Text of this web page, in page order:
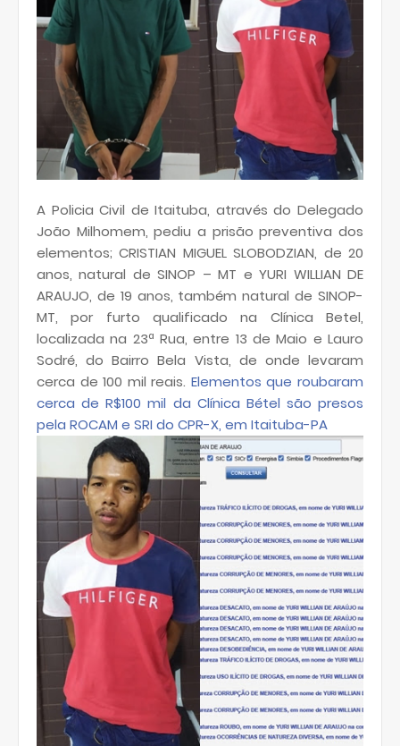
A Policia Civil de Itaituba, através do Delegado
João Milhomem, pediu a prisão preventiva dos
elementos; CRISTIAN MIGUEL SLOBODZIAN, de 20
anos, natural de SINOP – MT e YURI WILLIAN DE
ARAUJO, de 19 anos, também natural de SINOP-
MT, por furto qualificado na Clínica Betel,
localizada na 23ª Rua, entre 13 de Maio e Lauro
Sodré, do Bairro Bela Vista, de onde levaram
cerca de 100 mil reais. Elementos que roubaram
cerca de R$100 mil da Clínica Bétel são presos
pela ROCAM e SRI do CPR-X, em Itaituba-PA